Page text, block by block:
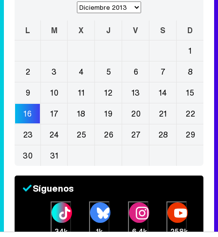
L M X J V S
D
1
2
3 4 5 6 7
8
9
10 11 12 13 14
15
16
17 18 19 20 21
22
23
24 25 26 27 28
29
30
31
Síguenos
34k 1k 6,4k 258k